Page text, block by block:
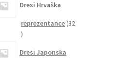
Dresi Hrvaška
reprezentance 32
32
Dresi Japonska